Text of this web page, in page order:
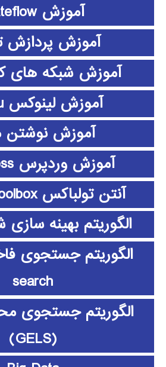
آموزش stateflow
آموزش پردازش
آموزش شبکه های
آموزش لینوکس ubuntu
آموزش نوشتن
آموزش وردپرس wordpress
آنتن تولباکس antenna toolbox
الگوریتم بهینه سازی
search
الگوریتم جستجوی
(GELS)